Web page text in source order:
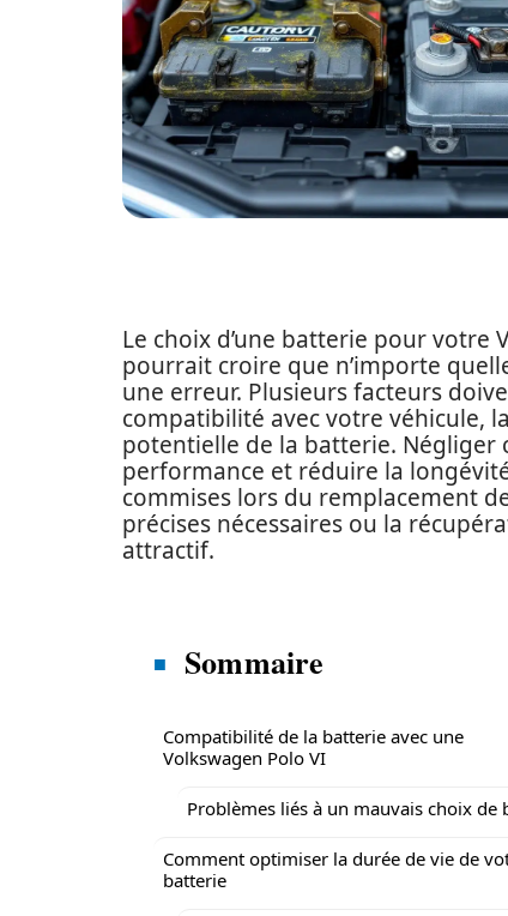
Le choix d’une batterie pour votre
pourrait croire que n’importe
une erreur. Plusieurs facteurs
compatibilité avec votre véhicule,
potentielle de la batterie. Négliger
performance et réduire la
commises lors du remplacement
précises nécessaires ou la
attractif.
Sommaire
Compatibilité de la batterie avec une
Volkswagen Polo VI
Problèmes liés à un mauvais choix de
Comment optimiser la durée de vie de
batterie